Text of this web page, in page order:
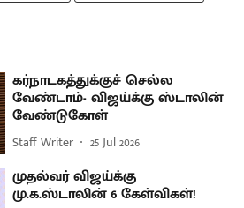
கர்நாடகத்துக்குச் செல்ல
வேண்டாம்- விஜய்க்கு ஸ்டாலின்
வேண்டுகோள்
Staff Writer 25 Jul 2026
முதல்வர் விஜய்க்கு
மு.க.ஸ்டாலின் 6 கேள்விகள்!